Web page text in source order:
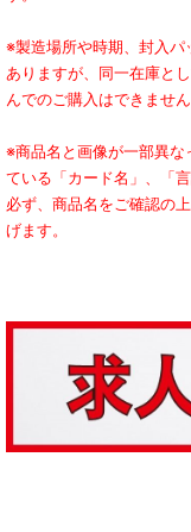
※製造場所や時期、封入
ありますが、同一在庫と
んでのご購入はできませ
※商品名と画像が一部異
ている「カード名」、「
必ず、商品名をご確認の
げます。